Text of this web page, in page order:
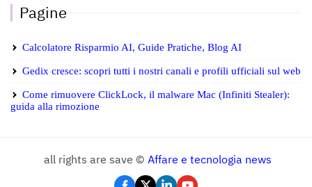
Pagine
Calcolatore Risparmio AI, Guide Pratiche, Blog AI
Gedix cresce: scopri tutti i nostri canali e profili ufficiali sul web
Come rimuovere ClickLock, il malware Mac (Infiniti Stealer):
guida alla rimozione
all rights are save © Affare e tecnologia news